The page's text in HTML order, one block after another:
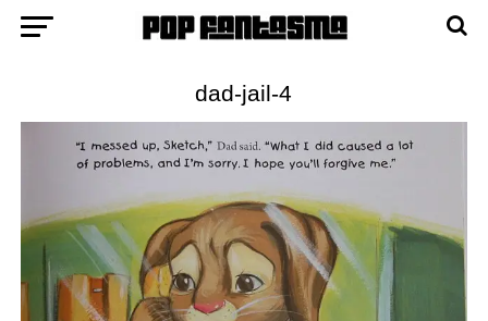
dad-jail-4